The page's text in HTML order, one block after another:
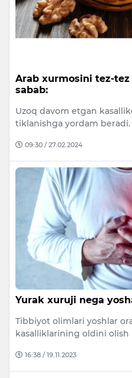
Arab xurmosini tez-tez
sabab:
Uzoq davom etgan
tiklanishga yordam beradi.
09:30 / 27.02.2024
Yurak xuruji nega
Tibbiyot olimlari yoshlar
kasalliklarining oldini
16:38 / 19.11.2023